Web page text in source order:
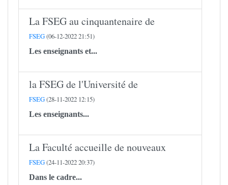
La FSEG au cinquantenaire de
FSEG(06-12-2022 21:51)
Les enseignants et...
la FSEG de l'Université de
FSEG(28-11-2022 12:15)
Les enseignants...
La Faculté accueille de nouveaux
FSEG(24-11-2022 20:37)
Dans le cadre...